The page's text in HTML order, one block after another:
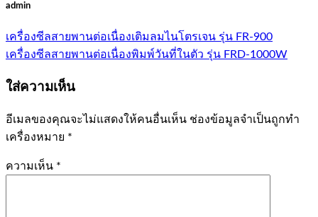
admin
เครื่องซีลสายพานต่อเนื่องเติมลมไนโตรเจน รุ่น FR-900
เครื่องซีลสายพานต่อเนื่องพิมพ์วันที่ในตัว รุ่น FRD-1000W
ใส่ความเห็น
อีเมลของคุณจะไม่แสดงให้คนอื่นเห็น ช่องข้อมูลจำเป็นถูกทำ
เครื่องหมาย *
ความเห็น *